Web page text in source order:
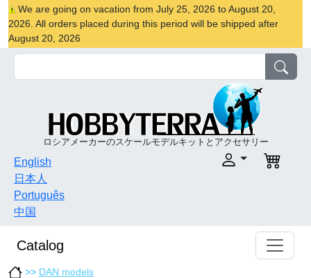
We are going on vacation from July 25, 2026 to August 20,
2026. All orders placed during this period will be shipped after
August 20, 2026
ロシアメーカーのスケールモデルキットとアクセサリー
English
日本人
Português
中国
Catalog
>> DAN models